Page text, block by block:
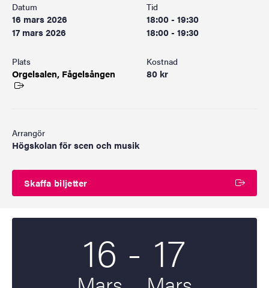
Datum
16 mars 2026
17 mars 2026
Tid
18:00 - 19:30
18:00 - 19:30
Plats
Orgelsalen, Fågelsången
Kostnad
80 kr
Arrangör
Högskolan för scen och musik
Skaffa biljetter
16 Till
- 17